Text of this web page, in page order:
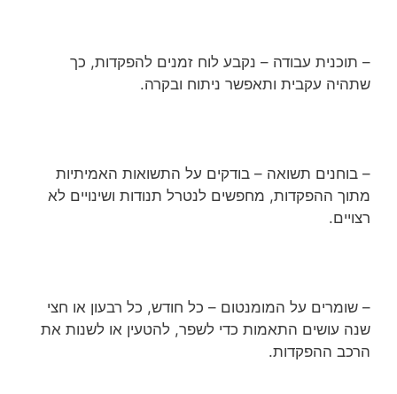
– תוכנית עבודה – נקבע לוח זמנים להפקדות, כך
שתהיה עקבית ותאפשר ניתוח ובקרה.
– בוחנים תשואה – בודקים על התשואות האמיתיות
מתוך ההפקדות, מחפשים לנטרל תנודות ושינויים לא
רצויים.
– שומרים על המומנטום – כל חודש, כל רבעון או חצי
שנה עושים התאמות כדי לשפר, להטעין או לשנות את
הרכב ההפקדות.